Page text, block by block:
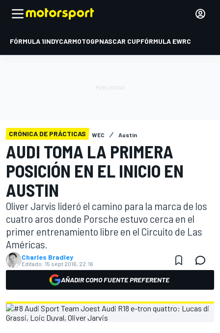
FÓRMULA 1INDYCARMOTOGPNASCAR CUPFÓRMULA EWRC
CRÓNICA DE PRÁCTICAS WEC Austin
AUDI TOMA LA PRIMERA
POSICIÓN EN EL INICIO EN
AUSTIN
Oliver Jarvis lideró el camino para la marca de los
cuatro aros donde Porsche estuvo cerca en el
primer entrenamiento libre en el Circuito de Las
Américas.
Charles Bradley
Editado: 15 sept 2016, 22:16
AÑADIR COMO FUENTE PREFERENTE